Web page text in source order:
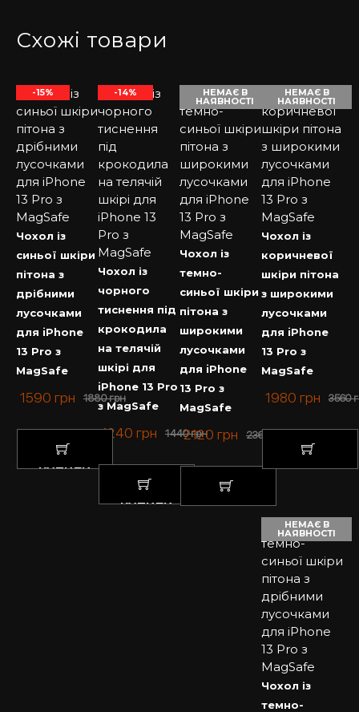
Схожі товари
-15%
Чохол із
синьої шкіри
пітона з
дрібними
лусочками
для iPhone
13 Pro з
MagSafe
1880грн
1590 грн
КУПИТИ
-14%
Чохол із
чорного
тиснення під
крокодила
на телячій
шкірі для
iPhone 13 Pro
з MagSafe
1440грн
1240 грн
КУПИТИ
НЕМАЄ В
НАЯВНОСТІ
Чохол із
темно-
синьої шкіри
пітона з
широкими
лусочками
для iPhone
13 Pro з
MagSafe
2360
2120 грн
НЕМАЄ В
НАЯВНОСТІ
Чохол із
коричневої
шкіри пітона
з широкими
лусочками
для iPhone
13 Pro з
MagSafe
3560
1980 грн
НЕМАЄ В
НАЯВНОСТІ
Чохол із
темно-